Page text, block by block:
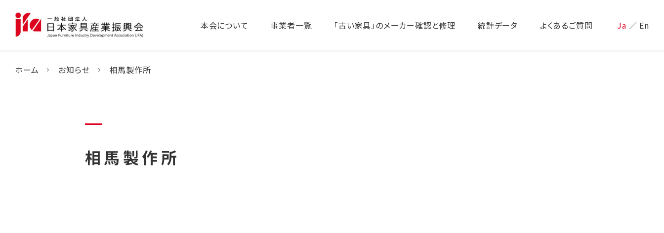
本会について 事業者一覧 「古い家具」のメーカー確認と修理 統計データ よくあるご質問 Ja ／ En
ホーム お知らせ 相馬製作所
相馬製作所